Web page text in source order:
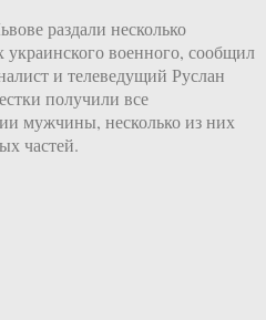
раздали несколько
украинского военного, сообщил
и телеведущий Руслан
получили все
мужчины, несколько из них
частей.